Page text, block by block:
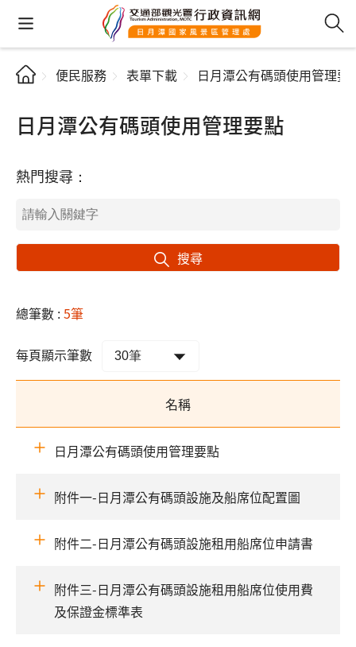
便民服務 表單下載 日月潭公有碼頭使用管理要
日月潭公有碼頭使用管理要點
熱門搜尋：
搜尋
總筆數 :5筆
每頁顯示筆數
名稱
日月潭公有碼頭使用管理要點
附件一-日月潭公有碼頭設施及船席位配置圖
附件二-日月潭公有碼頭設施租用船席位申請書
附件三-日月潭公有碼頭設施租用船席位使用費
及保證金標準表